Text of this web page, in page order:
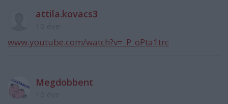
attila.kovacs3
www.youtube.com/watch?v=_P_oPta1trc
Megdobbent